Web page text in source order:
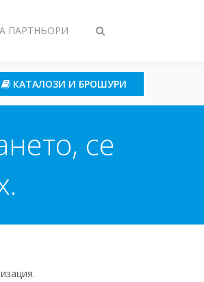
Toggle
ПАРТНЬОРИ
КАТАЛОЗИ И БРОШУРИ
се